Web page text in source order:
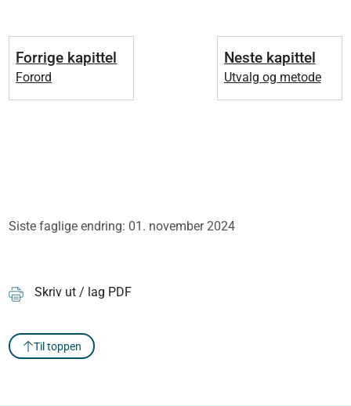
Forrige kapittel
Forord
Neste kapittel
Utvalg og metode
Siste faglige endring: 01. november 2024
Skriv ut / lag PDF
Til toppen